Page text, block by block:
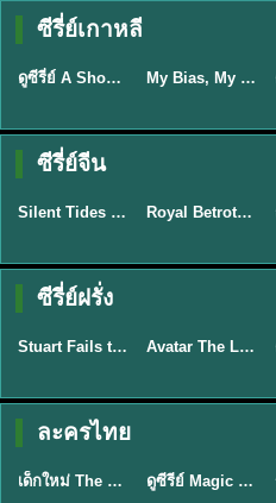
ซีรี่ย์เกาหลี
★8 EP.16
พากย์ไทย
TH EP. 16
ดูซีรี่ย์ A Shop for Killers 2 ร้านลับนักฆ่า ซีซัน 2 (2026) ซับไทย-พากย์ไทย My Bias, My Boss เมื่อเมนฉันเป็นประธานบริษัท (2026) พากย์ไทย ซับไทย EP.1-12
ซีรี่ย์จีน
★9.5
พากย์ไทย
Silent Tides คลื่นลมลวง (2025) พากย์ไทย ซับไทย EP.1-31 ★9 Royal Betrothal (2026) สัญญาวิวาห์แห่งราชวงศ์ พากย์ไทย ซับไทย EP1-32
ซีรี่ย์ฝรั่ง
★8.8 EP.2
พากย์ไทย
TH EP. 2
Stuart Fails to Save the Universe (2026) สจ๊วตล่มแผนกู้จักรวาล พากย์ไทย EP1-10 ★7.8 EP.7Avatar The Last Airbender 2 เณรน้อยเจ้าอภินิหาร พากย์ไทย
ละครไทย
★ 8 EP.6
พากย์ไทย
เด็กใหม่ The Reset 2026 EP1-6 พากย์ไทย ดูซีรี่ย์ Netflix ล่าสุด HD ดูซีรีย์ Magic Move (2026) ทำนายทายรัก Thai EP.1-10 HD